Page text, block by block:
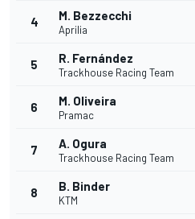
4 M. Bezzecchi
Aprilia
5 R. Fernández
Trackhouse Racing Team
6 M. Oliveira
Pramac
7 A. Ogura
Trackhouse Racing Team
8 B. Binder
KTM